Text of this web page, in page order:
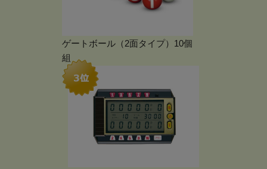
ゲートボール（2面タイプ）10個
組